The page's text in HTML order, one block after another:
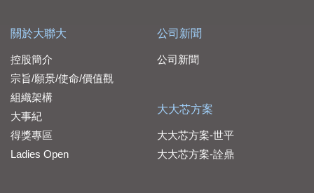
關於大聯大
控股簡介
宗旨/願景/使命/價值觀
組織架構
大事紀
得獎專區
Ladies Open
公司新聞
公司新聞
大大芯方案
大大芯方案-世平
大大芯方案-詮鼎